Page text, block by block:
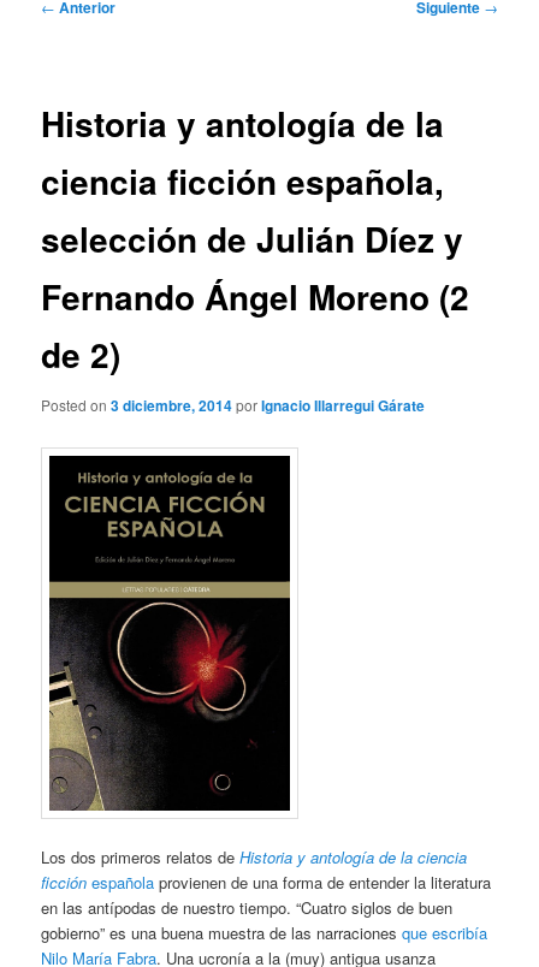
← Anterior Siguiente →
Historia y antología de la
ciencia ficción española,
selección de Julián Díez y
Fernando Ángel Moreno (2
de 2)
Posted on3 diciembre, 2014porIgnacio Illarregui Gárate
Los dos primeros relatos deHistoria y antología de la ciencia
ficción española provienen de una forma de entender la literatura
en las antípodas de nuestro tiempo. “Cuatro siglos de buen
gobierno” es una buena muestra de las narracionesque escribía
Nilo María Fabra. Una ucronía a la (muy) antigua usanza